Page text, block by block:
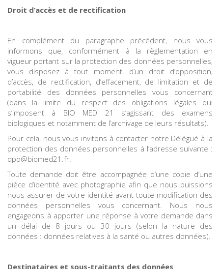
Droit d’accès et de rectification
En complément du paragraphe précédent, nous vous
informons que, conformément à la règlementation en
vigueur portant sur la protection des données personnelles,
vous disposez à tout moment, d’un droit d’opposition,
d’accès, de rectification, d’effacement, de limitation et de
portabilité des données personnelles vous concernant
(dans la limite du respect des obligations légales qui
s’imposent à BIO MED 21 s’agissant des examens
biologiques et notamment de l’archivage de leurs résultats).
Pour cela, nous vous invitons à contacter notre Délégué à la
protection des données personnelles à l’adresse suivante :
dpo@biomed21.fr.
Toute demande doit être accompagnée d’une copie d’une
pièce d’identité avec photographie afin que nous puissions
nous assurer de votre identité avant toute modification des
données personnelles vous concernant. Nous nous
engageons à apporter une réponse à votre demande dans
un délai de 8 jours ou 30 jours (selon la nature des
données : données relatives à la santé ou autres données).
Destinataires et sous-traitants des données